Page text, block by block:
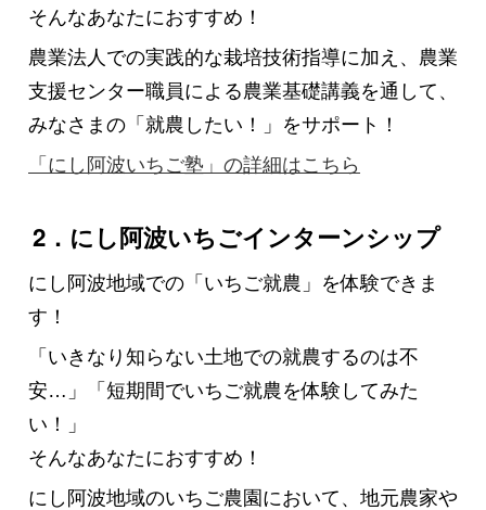
そんなあなたにおすすめ！
農業法人での実践的な栽培技術指導に加え、農業
支援センター職員による農業基礎講義を通して、
みなさまの「就農したい！」をサポート！
「にし阿波いちご塾」の詳細はこちら
2．にし阿波いちごインターンシップ
にし阿波地域での「いちご就農」を体験できま
す！
「いきなり知らない土地での就農するのは不
安…」「短期間でいちご就農を体験してみた
い！」
そんなあなたにおすすめ！
にし阿波地域のいちご農園において、地元農家や